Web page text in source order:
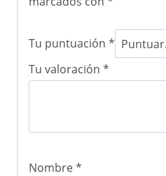
Tu puntuación *
Tu valoración *
Nombre*